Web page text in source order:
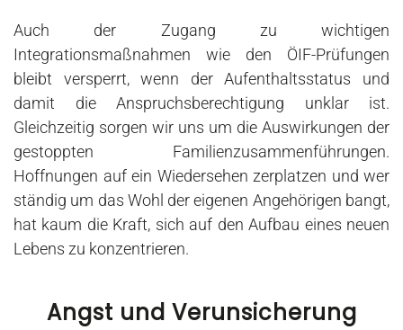
Auch der Zugang zu wichtigen
Integrationsmaßnahmen wie den ÖIF-Prüfungen
bleibt versperrt, wenn der Aufenthaltsstatus und
damit die Anspruchsberechtigung unklar ist.
Gleichzeitig sorgen wir uns um die Auswirkungen der
gestoppten Familienzusammenführungen.
Hoffnungen auf ein Wiedersehen zerplatzen und wer
ständig um das Wohl der eigenen Angehörigen bangt,
hat kaum die Kraft, sich auf den Aufbau eines neuen
Lebens zu konzentrieren.
Angst und Verunsicherung